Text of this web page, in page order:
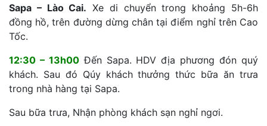
Sapa – Lào Cai. Xe di chuyển trong khoảng 5h-6h
đồng hồ, trên đường dừng chân tại điểm nghỉ trên Cao
Tốc.
12:30 – 13h00Đến Sapa. HDV địa phương đón quý
khách. Sau đó Qúy khách thưởng thức bữa ăn trưa
trong nhà hàng tại Sapa.
Sau bữa trưa, Nhận phòng khách sạn nghỉ ngơi.